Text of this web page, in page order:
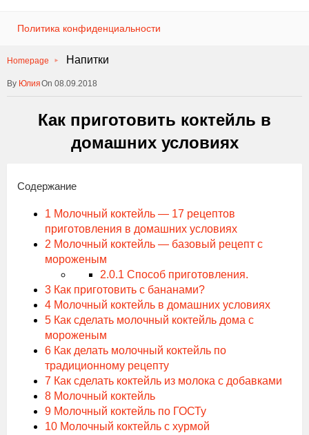
Политика конфиденциальности
Homepage Напитки
ЮлияOn 08.09.2018
Как приготовить коктейль в
домашних условиях
Содержание
1 Молочный коктейль — 17 рецептов
приготовления в домашних условиях
2 Молочный коктейль — базовый рецепт с
мороженым
2.0.1 Способ приготовления.
3 Как приготовить с бананами?
4 Молочный коктейль в домашних условиях
5 Как сделать молочный коктейль дома с
мороженым
6 Как делать молочный коктейль по
традиционному рецепту
7 Как сделать коктейль из молока с добавками
8 Молочный коктейль
9 Молочный коктейль по ГОСТу
10 Молочный коктейль с хурмой